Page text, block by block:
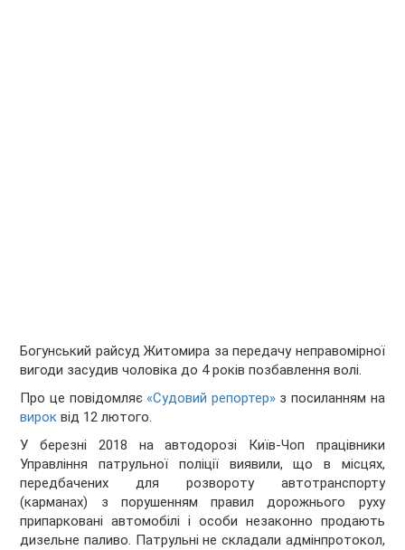
Богунський райсуд Житомира за передачу неправомірної
вигоди засудив чоловіка до 4 років позбавлення волі.
Про це повідомляє «Судовий репортер»з посиланням на
вирок від 12 лютого.
У березні 2018 на автодорозі Київ-Чоп працівники
Управління патрульної поліції виявили, що в місцях,
передбачених для розвороту автотранспорту
(карманах) з порушенням правил дорожнього руху
припарковані автомобілі і особи незаконно продають
дизельне паливо. Патрульні не складали адмінпротокол,